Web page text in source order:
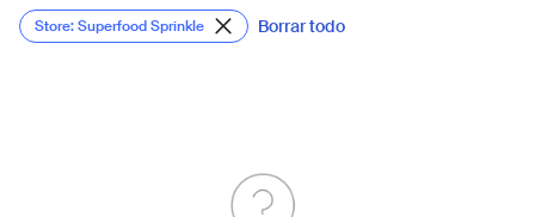
Store: Superfood Sprinkle Borrar todo